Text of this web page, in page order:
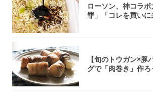
ローソン、神コラ
罪」「コレを買い
【旬のトウガン×豚
グで「肉巻き」作